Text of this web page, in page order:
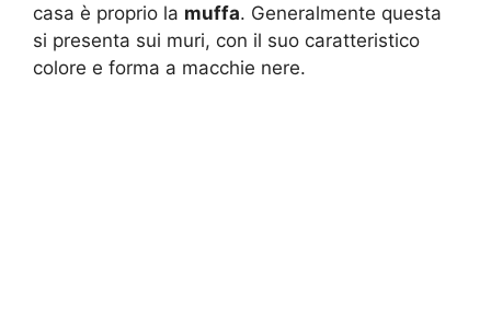
casa è proprio la muffa. Generalmente questa
si presenta sui muri, con il suo caratteristico
colore e forma a macchie nere.